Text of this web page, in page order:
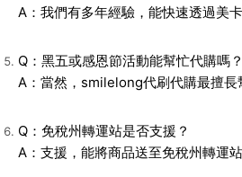
A：我們有多年經驗，能快速透過美卡
Q：黑五或感恩節活動能幫忙代購嗎？
A：當然，smilelong代刷代購最擅長
Q：免稅州轉運站是否支援？
A：支援，能將商品送至免稅州轉運站